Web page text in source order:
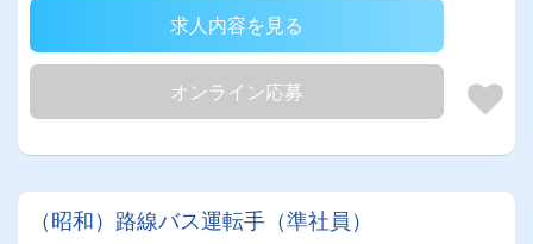
求人内容を見る
オンライン応募
（昭和）路線バス運転手（準社員）